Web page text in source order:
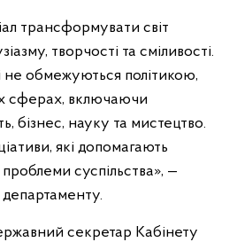
трансформувати світ
творчості та сміливості.
не обмежуються політикою,
сферах, включаючи
бізнес, науку та мистецтво.
які допомагають
проблеми суспільства», —
секретар Кабінету